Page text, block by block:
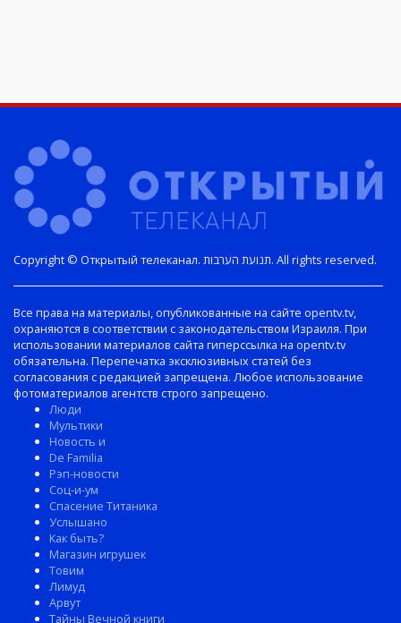
Copyright © Открытый телеканал. תנועת הערבות. All rights reserved.
Все права на материалы, опубликованные на сайте opentv.tv,
охраняются в соответствии с законодательством Израиля. При
использовании материалов сайта гиперссылка на opentv.tv
обязательна. Перепечатка эксклюзивных статей без
согласования с редакцией запрещена. Любое использование
фотоматериалов агентств строго запрещено.
Люди
Мультики
Новость и
De Familia
Рэп-новости
Соц-и-ум
Спасение Титаника
Услышано
Как быть?
Магазин игрушек
Товим
Лимуд
Арвут
Тайны Вечной книги